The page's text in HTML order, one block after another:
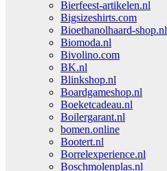
Bierfeest-artikelen.nl
Bigsizeshirts.com
Bioethanolhaard-shop.nl
Biomoda.nl
Bivolino.com
BK.nl
Blinkshop.nl
Boardgameshop.nl
Boeketcadeau.nl
Boilergarant.nl
bomen.online
Bootert.nl
Borrelexperience.nl
Boschmolenplas.nl